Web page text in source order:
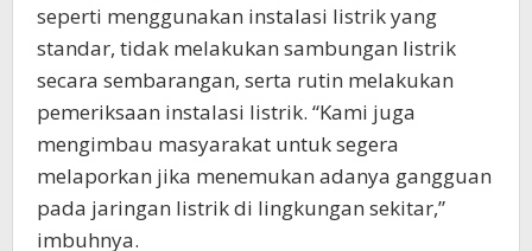
seperti menggunakan instalasi listrik yang
standar, tidak melakukan sambungan listrik
secara sembarangan, serta rutin melakukan
pemeriksaan instalasi listrik. “Kami juga
mengimbau masyarakat untuk segera
melaporkan jika menemukan adanya gangguan
pada jaringan listrik di lingkungan sekitar,”
imbuhnya.